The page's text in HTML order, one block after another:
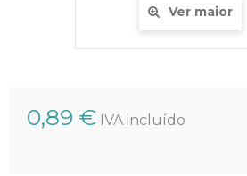
Ver maior
0,89 € IVA incluído